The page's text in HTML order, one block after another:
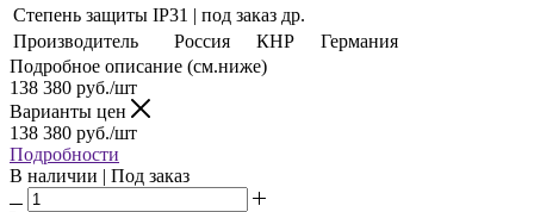
Степень защиты IP31 | под заказ др.
Производитель
Россия КНР
Германия
Подробное описание (см.ниже)
138 380 руб./шт
Варианты цен
138 380 руб./шт
Подробности
В наличии | Под заказ